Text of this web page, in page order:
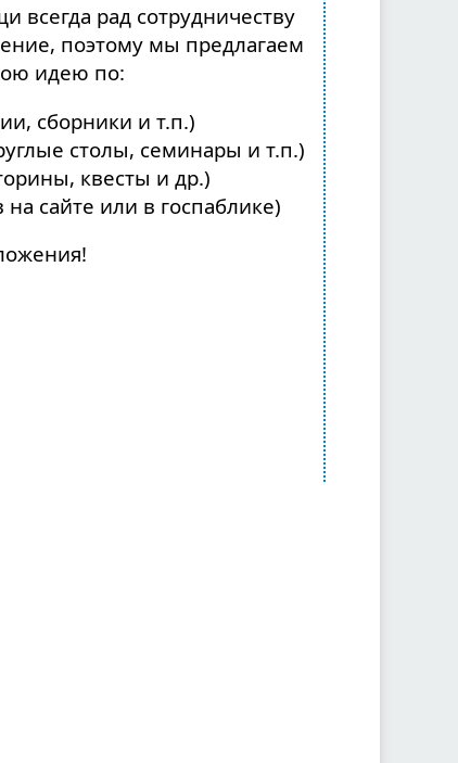
рад сотрудничеству
поэтому мы предлагаем
идею по:
сборники и т.п.)
столы, семинары и т.п.)
квесты и др.)
сайте или в госпаблике)